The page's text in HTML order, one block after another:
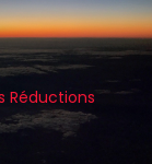
Réductions